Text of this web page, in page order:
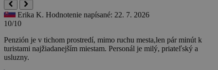
Erika K. Hodnotenie napísané: 22. 7. 2026
10/10
Penzión je v tichom prostredí, mimo ruchu mesta,len pár minút k
turistami najžiadanejším miestam. Personál je milý, priateľský a
usluzny.